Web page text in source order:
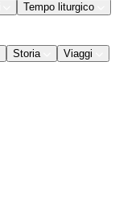
Tempo liturgico
Storia Viaggi